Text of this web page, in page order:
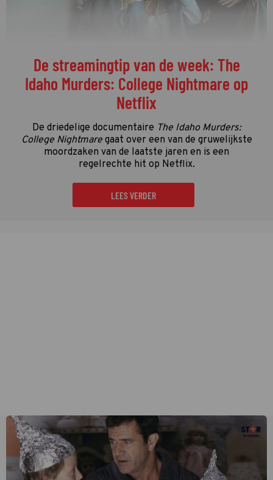
De streamingtip van de week: The
Idaho Murders: College Nightmare op
Netflix
De driedelige documentaire The Idaho Murders:
College Nightmaregaat over een van de gruwelijkste
moordzaken van de laatste jaren en is een
regelrechte hit op Netflix.
LEES VERDER